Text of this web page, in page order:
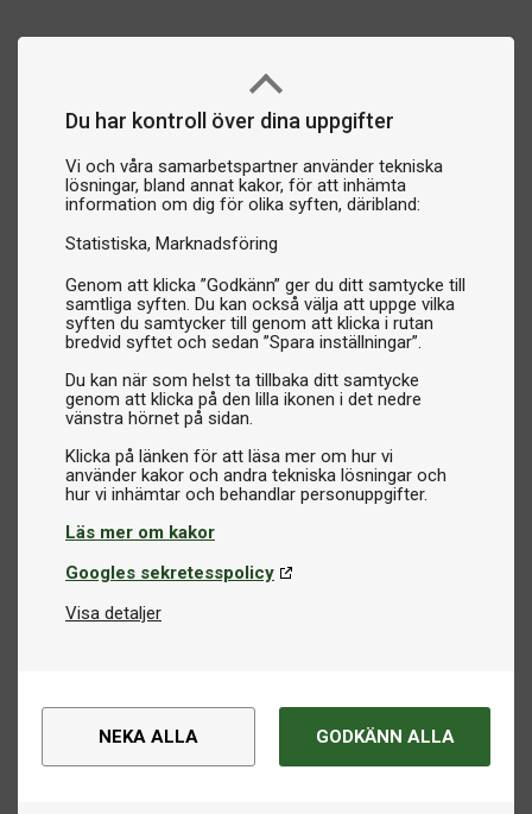
Du har kontroll över dina uppgifter
Vi och våra samarbetspartner använder tekniska
lösningar, bland annat kakor, för att inhämta
information om dig för olika syften, däribland:
Statistiska Marknadsföring
Genom att klicka ”Godkänn” ger du ditt samtycke till
samtliga syften. Du kan också välja att uppge vilka
syften du samtycker till genom att klicka i rutan
bredvid syftet och sedan ”Spara inställningar”.
Du kan när som helst ta tillbaka ditt samtycke
genom att klicka på den lilla ikonen i det nedre
vänstra hörnet på sidan.
Klicka på länken för att läsa mer om hur vi
använder kakor och andra tekniska lösningar och
Läs mer om kakor
Googles sekretesspolicy
Visa detaljer
NEKA ALLA GODKÄNN ALLA